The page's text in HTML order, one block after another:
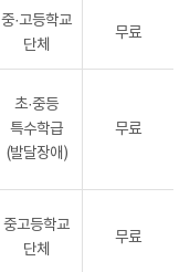
중·고등학교
단체
무료
초·중등
특수학급
(발달장애)
무료
중고등학교
단체
무료